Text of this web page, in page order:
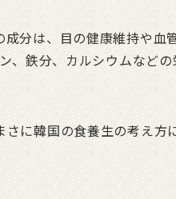
分は、目の健康維持や血
、鉄分、カルシウムなど
に韓国の食養生の考え方